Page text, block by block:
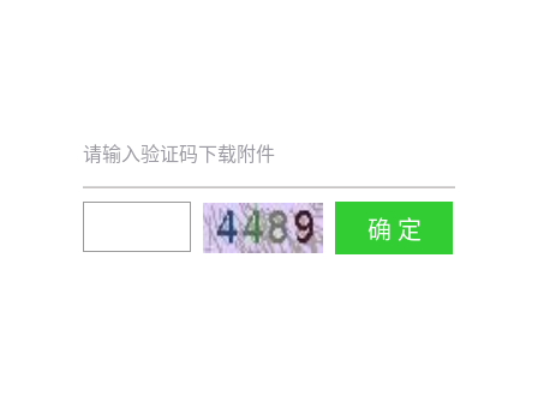
请输入验证码下载附件